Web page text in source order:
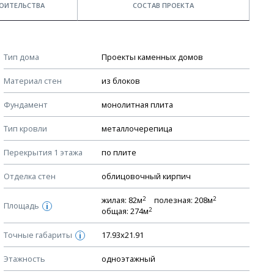
СОСТАВ ПРОЕКТА
Тип дома Проекты каменных домов
Материал стен из блоков
Фундамент монолитная плита
Тип кровли металлочерепица
Перекрытия 1 этажа по плите
Отделка стен облицовочный кирпич
Площадь i
жилая: 82м2 полезная: 208м2
общая: 274м2
Точные габариты i 17.93х21.91
Этажность одноэтажный
Примечания
Стоимость строительства дома — ориентировочная!
Для более детального расчета стоимости
строительства необходима разработка сметы, согласно
стоимости материалов в вашем регионе
Мы не учитываем стоимость доставки материалов.
Смотрите советы по выбору материала в нашем
КОНСТРУКТИВНЫЕ РЕШЕНИЯ (КР)
Ведомость рабочих чертежей основного комплекта КР
План фундамента
фундамента
Планы перекрытий этажей, спецификация элементов
Устройство перекрытий
Устройство стен
Спецификация материалов стен
Схема расположения лаг чердака (если есть)
Схема расположения элементов стропил
Спецификация элементов стропил
Устройство стропильной системы